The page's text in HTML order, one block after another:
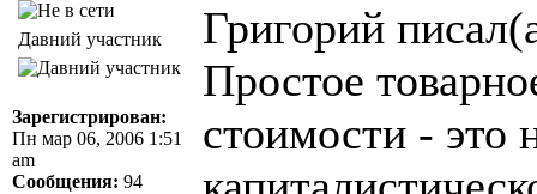
Давний участник
Зарегистрирован:
Пн мар 06, 2006 1:51
am
Сообщения: 94
Григорий
Простое
стоимости - это